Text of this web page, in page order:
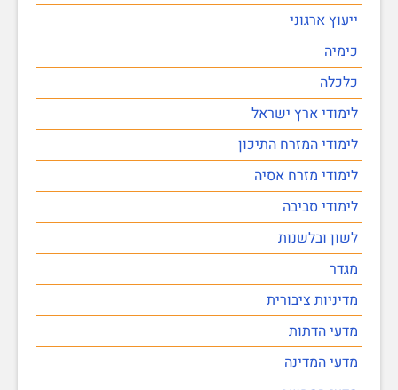
ייעוץ ארגוני
כימיה
כלכלה
לימודי ארץ ישראל
לימודי המזרח התיכון
לימודי מזרח אסיה
לימודי סביבה
לשון ובלשנות
מגדר
מדיניות ציבורית
מדעי הדתות
מדעי המדינה